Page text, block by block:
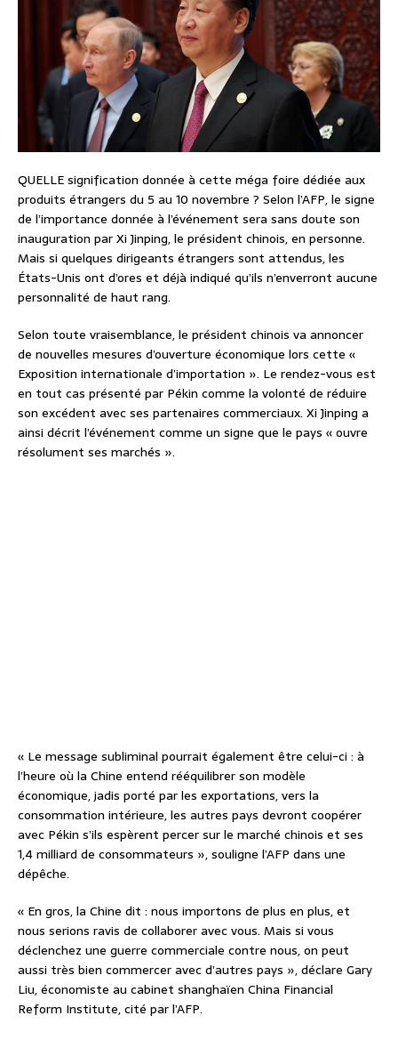
QUELLE signification donnée à cette méga foire dédiée aux
produits étrangers du 5 au 10 novembre ? Selon l’AFP, le signe
de l’importance donnée à l’événement sera sans doute son
inauguration par Xi Jinping, le président chinois, en personne.
Mais si quelques dirigeants étrangers sont attendus, les
États-Unis ont d’ores et déjà indiqué qu’ils n’enverront aucune
personnalité de haut rang.
Selon toute vraisemblance, le président chinois va annoncer
de nouvelles mesures d’ouverture économique lors cette «
Exposition internationale d’importation ». Le rendez-vous est
en tout cas présenté par Pékin comme la volonté de réduire
son excédent avec ses partenaires commerciaux. Xi Jinping a
ainsi décrit l’événement comme un signe que le pays « ouvre
résolument ses marchés ».
« Le message subliminal pourrait également être celui-ci : à
l’heure où la Chine entend rééquilibrer son modèle
économique, jadis porté par les exportations, vers la
consommation intérieure, les autres pays devront coopérer
avec Pékin s’ils espèrent percer sur le marché chinois et ses
1,4 milliard de consommateurs », souligne l’AFP dans une
dépêche.
« En gros, la Chine dit : nous importons de plus en plus, et
nous serions ravis de collaborer avec vous. Mais si vous
déclenchez une guerre commerciale contre nous, on peut
aussi très bien commercer avec d’autres pays », déclare Gary
Liu, économiste au cabinet shanghaïen China Financial
Reform Institute, cité par l’AFP.